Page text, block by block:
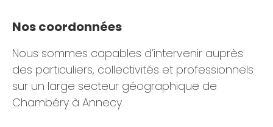
Nos coordonnées
Nous sommes capables d’intervenir auprès
des particuliers, collectivités et professionnels
sur un large secteur géographique de
Chambéry à Annecy.